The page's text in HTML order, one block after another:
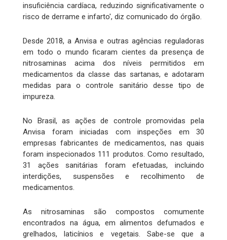
insuficiência cardíaca, reduzindo significativamente o
risco de derrame e infarto', diz comunicado do órgão.
Desde 2018, a Anvisa e outras agências reguladoras
em todo o mundo ficaram cientes da presença de
nitrosaminas acima dos níveis permitidos em
medicamentos da classe das sartanas, e adotaram
medidas para o controle sanitário desse tipo de
impureza.
No Brasil, as ações de controle promovidas pela
Anvisa foram iniciadas com inspeções em 30
empresas fabricantes de medicamentos, nas quais
foram inspecionados 111 produtos. Como resultado,
31 ações sanitárias foram efetuadas, incluindo
interdições, suspensões e recolhimento de
medicamentos.
As nitrosaminas são compostos comumente
encontrados na água, em alimentos defumados e
grelhados, laticínios e vegetais. Sabe-se que a